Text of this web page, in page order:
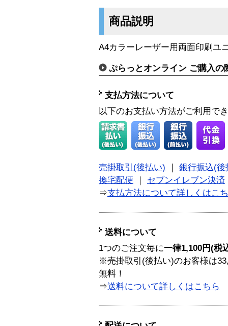
商品説明
A4カラーレーザー用両面印刷ユ
ぷらっとオンライン ご購入の
支払方法について
以下のお支払い方法がご利用で
売掛取引(後払い)
銀行振込(後
換宅配便
セブンイレブン決済
⇒支払方法について詳しくはこ
送料について
1つのご注文毎に一律1,100円(税
※売掛取引(後払い)のお客様は
無料！
⇒送料について詳しくはこちら